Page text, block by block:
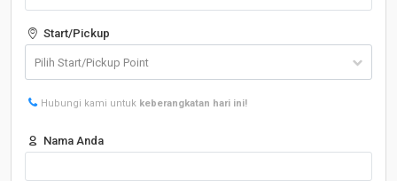
Start/Pickup
Hubungi kami untuk keberangkatan hari ini!
Nama Anda